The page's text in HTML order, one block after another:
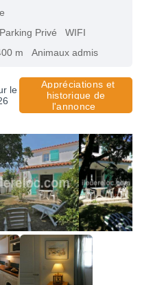
Parking Privé
WIFI
m Animaux admis
le
Appréciations et
historique de
l'annonce